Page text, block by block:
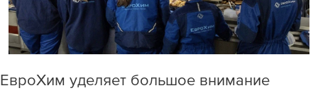
Раскрытие информации
ЕвроХим
ЕвроХим уделяет большое внимание